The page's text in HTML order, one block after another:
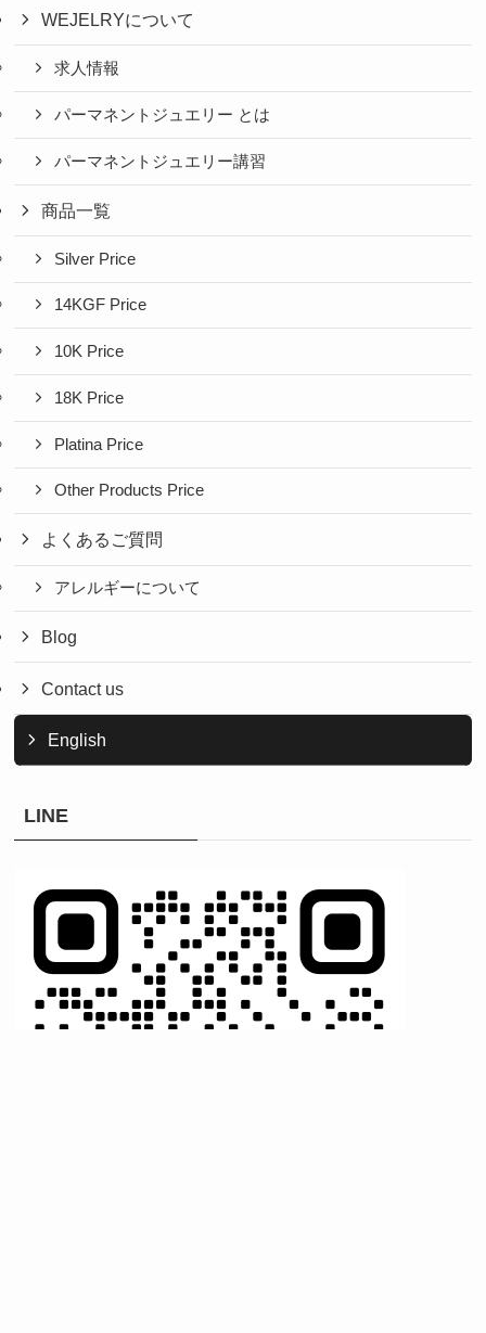
WEJELRYについて
求人情報
パーマネントジュエリー とは
パーマネントジュエリー講習
商品一覧
Silver Price
14KGF Price
10K Price
18K Price
Platina Price
Other Products Price
よくあるご質問
アレルギーについて
Blog
Contact us
English
LINE